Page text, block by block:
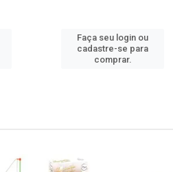
Faça seu login ou
cadastre-se para
comprar.